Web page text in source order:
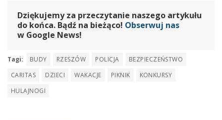
Dziękujemy za przeczytanie naszego artykułu
do końca. Bądź na bieżąco! Obserwuj nas
w Google News!
Tagi: BUDY RZESZÓW POLICJA
BEZPIECZEŃSTWO
CARITAS
DZIECI WAKACJE PIKNIK
KONKURSY
HULAJNOGI